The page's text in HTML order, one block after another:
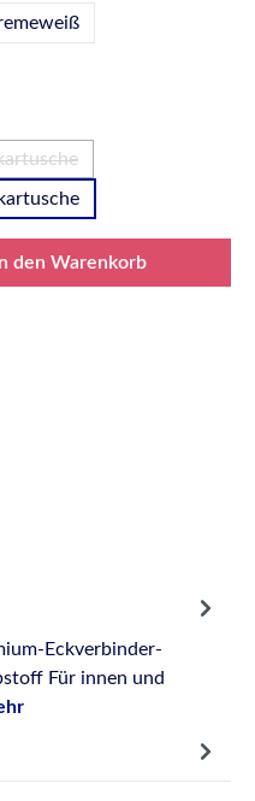
ist zurzeit nicht verfügbar.)
gewünschten
In den Warenkorb
Eckverbinder-
Für innen und